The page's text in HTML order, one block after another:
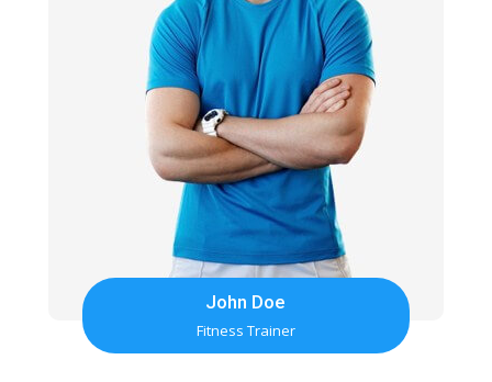
John Doe
Fitness Trainer